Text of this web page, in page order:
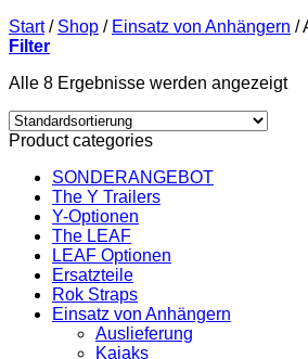
Start / Shop / Einsatz von Anhängern /
Filter
Alle 8 Ergebnisse werden angezeigt
Product categories
SONDERANGEBOT
The Y Trailers
Y-Optionen
The LEAF
LEAF Optionen
Ersatzteile
Rok Straps
Einsatz von Anhängern
Auslieferung
Kajaks